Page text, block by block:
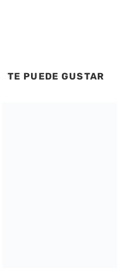
TE PUEDE GUSTAR